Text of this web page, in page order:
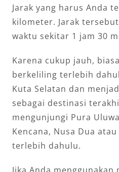
Jarak yang harus Anda
kilometer. Jarak
waktu sekitar 1 jam 30
Karena cukup jauh,
berkeliling terlebih
Kuta Selatan dan
sebagai destinasi
mengunjungi Pura
Kencana, Nusa Dua
terlebih dahulu.